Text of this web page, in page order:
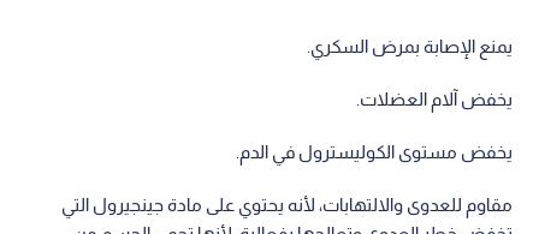
يمنع الإصابة بمرض السكري.
يخفض آلام العضلات.
يخفض مستوى الكوليسترول في الدم.
مقاوم للعدوى والالتهابات، لأنه يحتوي على مادة جينجيرول التي